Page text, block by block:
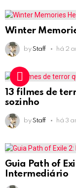
Winter
by Staff há 2
13 filmes de
sozinho
by Staff há 3
Guia Path of
Intermediário